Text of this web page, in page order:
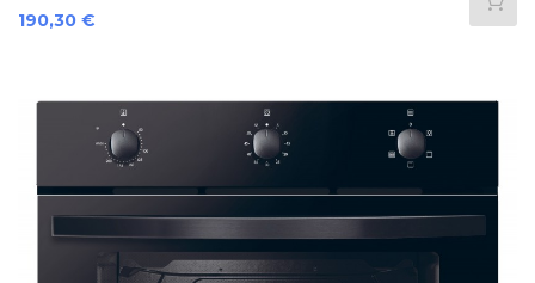
Prezzo
190,30 €